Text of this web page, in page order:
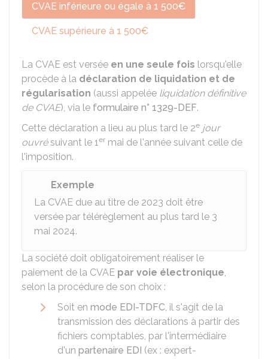
CVAE inférieure ou égale à 1 500€
CVAE supérieure à 1 500€
La CVAE est versée en une seule fois lorsqu'elle
procède à la déclaration de liquidation et de
régularisation (aussi appelée liquidation définitive
de CVAE), via le formulaire n° 1329-DEF.
Cette déclaration a lieu au plus tard le 2e jour
ouvrésuivant le 1er mai de l'année suivant celle de
l'imposition.
Exemple
La CVAE due au titre de 2023 doit être
versée par télérèglement au plus tard le 3
mai 2024.
La société doit obligatoirement réaliser le
paiement de la CVAE par voie électronique,
selon la procédure de son choix :
Soit en mode EDI-TDFC, il s'agit de la
transmission des déclarations à partir des
fichiers comptables, par l'intermédiaire
d'un partenaire EDI (ex : expert-